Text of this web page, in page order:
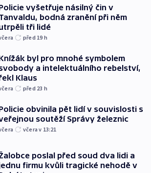
vyšetřuje násilný čin v
bodná zranění při něm
tři lidé
před 19 h
byl pro mnohé symbolem
a intelektuálního rebelství,
Klaus
před 23 h
obvinila pět lidí v souvislosti s
soutěží Správy železnic
včera v 13:21
poslal před soud dva lidi a
firmu kvůli tragické nehodě v